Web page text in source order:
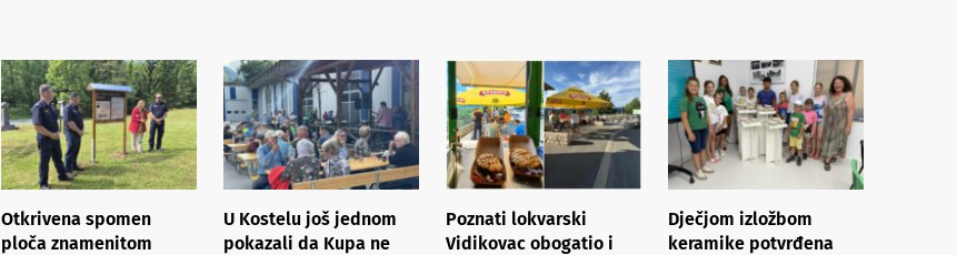
Otkrivena spomen
ploča znamenitom
U Kostelu još jednom
pokazali da Kupa ne
Poznati lokvarski
Vidikovac obogatio i
Dječjom izložbom
keramike potvrđena